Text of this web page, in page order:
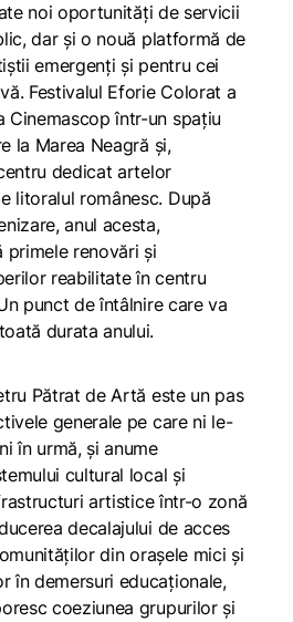
noi oportunități de servicii
dar și o nouă platformă de
emergenți și pentru cei
Festivalul Eforie Colorat a
Cinemascop într-un spațiu
la Marea Neagră și,
dedicat artelor
litoralul românesc. După
anul acesta,
primele renovări și
reabilitate în centru
punct de întâlnire care va
durata anului.
Pătrat de Artă este un pas
generale pe care ni le-
în urmă, și anume
cultural local și
artistice într-o zonă
decalajului de acces
din orașele mici și
în demersuri educaționale,
coeziunea grupurilor și